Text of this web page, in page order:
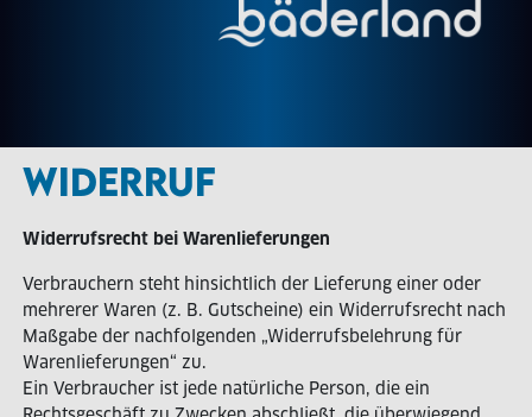
WIDERRUF
Widerrufsrecht bei Warenlieferungen
Verbrauchern steht hinsichtlich der Lieferung einer oder
mehrerer Waren (z. B. Gutscheine) ein Widerrufsrecht nach
Maßgabe der nachfolgenden „Widerrufsbelehrung für
Warenlieferungen“ zu.
Ein Verbraucher ist jede natürliche Person, die ein